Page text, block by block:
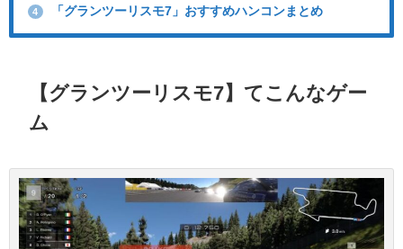
4 「グランツーリスモ7」おすすめハンコンまとめ
【グランツーリスモ7】てこんなゲー
ム